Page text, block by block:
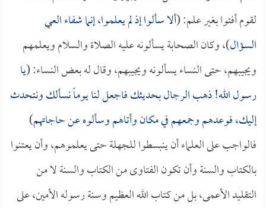
لقوم أفتوا بغير علم: (ألا سألوا إذ لم يعلموا، إنما شفاء العي
السؤال)، وكان الصحابة يسألونه عليه الصلاة والسلام ويعلمهم
ويجيبهم، حتى النساء يسألونه ويجيبهم، وقال له بعض النساء: (يا
رسول الله! ذهب الرجال بحديثك فاجعل لنا يوماً نسألك ونتحدث
إليك، فوعدهم وجمعهم في مكان وأتاهم وسألوه عن حاجاتهم)
فالواجب على العلماء أن ينبسطوا للجهلة حتى يعلموهم، وأن يعتنوا
بالكتاب والسنة وأن تكون الفتاوى من الكتاب والسنة لا من
التقليد الأعمى، بل من كتاب الله العظيم وسنة رسوله الأمين، على